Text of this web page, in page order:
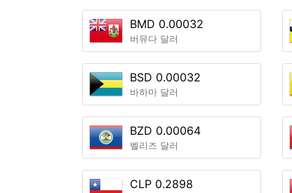
BMD 0.00032
버뮤다 달러
BSD 0.00032
바하마 달러
BZD 0.00064
벨리즈 달러
CLP 0.2898